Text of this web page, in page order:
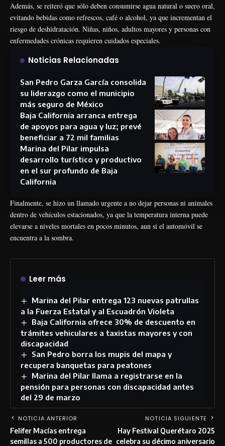
Además, se reiteró que sólo deben consumirse agua natural o suero oral,
evitando bebidas como refrescos, café o alcohol, ya que incrementan el
riesgo de deshidratación. Niñas, niños, adultos mayores y personas con
enfermedades crónicas requieren cuidados especiales.
Noticias Relacionadas
San Pedro Garza García consolida
su liderazgo como el municipio
más seguro de México
Baja California arranca entrega
de apoyos para agua y luz; prevé
beneficiar a 72 mil familias
Marina del Pilar impulsa
desarrollo turístico y productivo
en el sur profundo de Baja
California
Finalmente, se hizo un llamado urgente a no dejar personas ni animales
dentro de vehículos estacionados, ya que la temperatura interna puede
elevarse a niveles mortales en pocos minutos, aun si el automóvil se
encuentra a la sombra.
Leer más
Marina del Pilar entrega 123 nuevas patrullas
a la Fuerza Estatal y al Escuadrón Violeta
Baja California ofrece 30% de descuento en
trámites vehiculares a taxistas mayores y con
discapacidad
San Pedro borra los mupis del mapa y
recupera banquetas para peatones
Marina del Pilar llama a registrarse en la
pensión para personas con discapacidad antes
del 29 de marzo
NOTICIA ANTERIOR
Felifer Macías entrega
semillas a 500 productores de
NOTICIA SIGUIENTE
Hay Festival Querétaro 2025
celebra su décimo aniversario